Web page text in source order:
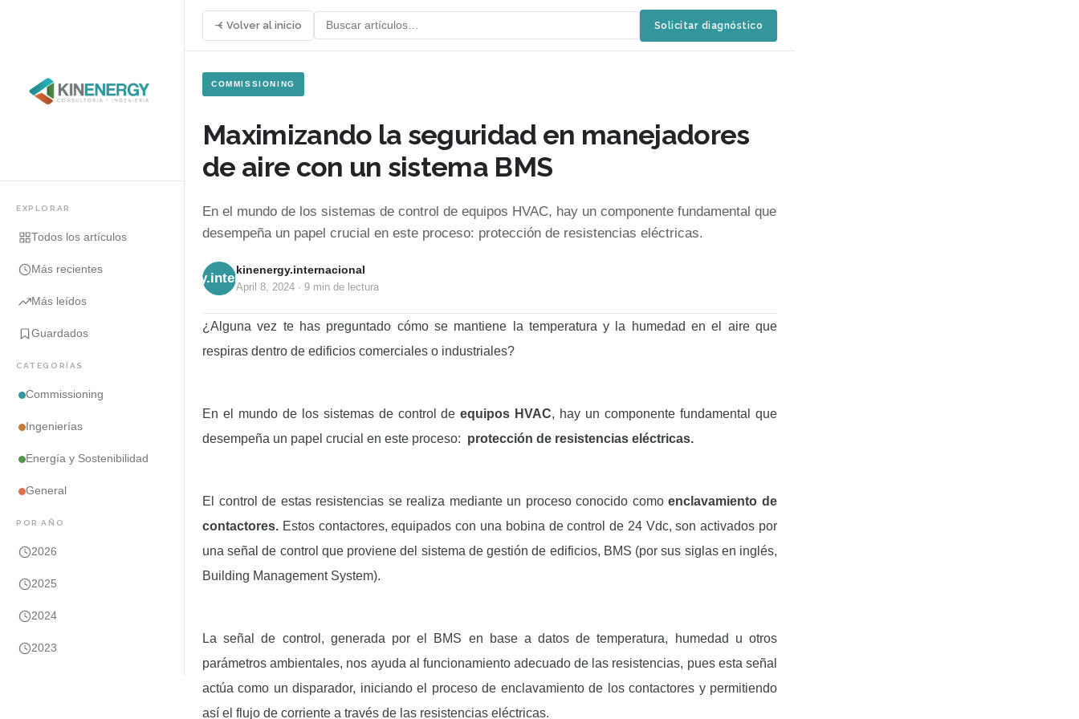
EXPLORAR
Todos los artículos
Más recientes
Más leídos
Guardados
CATEGORÍAS
Commissioning
Ingenierías
Energía y Sostenibilidad
General
POR AÑO
2026
2025
2024
2023
Volver al inicio Solicitar diagnóstico
COMMISSIONING
Maximizando la seguridad en manejadores
de aire con un sistema BMS
En el mundo de los sistemas de control de equipos HVAC, hay un componente fundamental que
desempeña un papel crucial en este proceso: protección de resistencias eléctricas.
kinenergy.internacional
kinenergy.internacional
April 8, 2024 · 9 min de lectura
¿Alguna vez te has preguntado cómo se mantiene la temperatura y la humedad en el aire que
respiras dentro de edificios comerciales o industriales?
En el mundo de los sistemas de control deequipos HVAC, hay un componente fundamental que
desempeña un papel crucial en este proceso: protección de resistencias eléctricas.
El control de estas resistencias se realiza mediante un proceso conocido comoenclavamiento de
contactores. Estos contactores, equipados con una bobina de control de 24 Vdc, son activados por
una señal de control que proviene del sistema de gestión de edificios, BMS (por sus siglas en inglés,
Building Management System).
La señal de control, generada por el BMS en base a datos de temperatura, humedad u otros
parámetros ambientales, nos ayuda al funcionamiento adecuado de las resistencias, pues esta señal
actúa como un disparador, iniciando el proceso de enclavamiento de los contactores y permitiendo
así el flujo de corriente a través de las resistencias eléctricas.